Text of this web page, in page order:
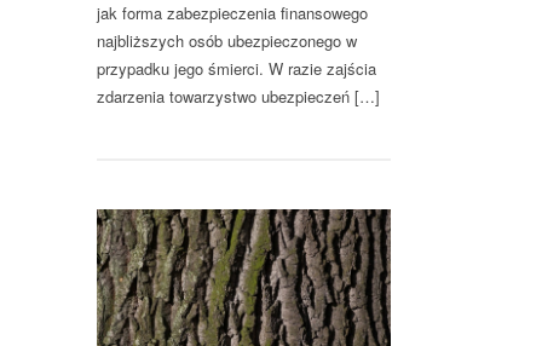
jak forma zabezpieczenia finansowego
najbliższych osób ubezpieczonego w
przypadku jego śmierci. W razie zajścia
zdarzenia towarzystwo ubezpieczeń […]